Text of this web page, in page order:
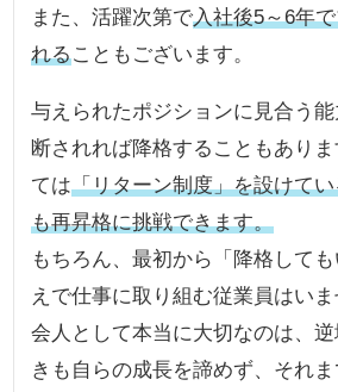
また、活躍次第で入社後5～6年
れることもございます。
与えられたポジションに見合う
断されれば降格することもあり
ては「リターン制度」を設けて
も再昇格に挑戦できます。
もちろん、最初から「降格して
えで仕事に取り組む従業員はい
会人として本当に大切なのは、
きも自らの成長を諦めず、それ